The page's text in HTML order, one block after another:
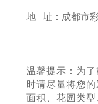
地 址：成都市
温馨提示：为
时请尽量将您
面积、花园类型